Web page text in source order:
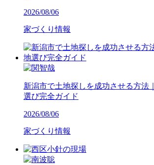
2026/08/06
家づくり情報
新潟市で土地探しを成功させる方法
選び完全ガイド
2026/08/06
家づくり情報